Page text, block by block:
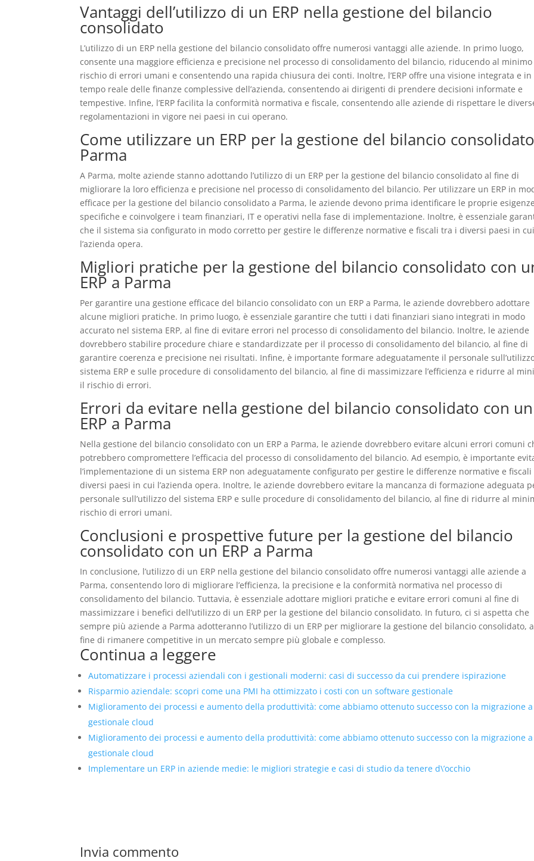
Vantaggi dell’utilizzo di un ERP nella gestione del bilancio
consolidato
L’utilizzo di un ERP nella gestione del bilancio consolidato offre numerosi vantaggi alle aziende. In primo luogo,
consente una maggiore efficienza e precisione nel processo di consolidamento del bilancio, riducendo al
rischio di errori umani e consentendo una rapida chiusura dei conti. Inoltre, l’ERP offre una visione integrata e in
tempo reale delle finanze complessive dell’azienda, consentendo ai dirigenti di prendere decisioni informate e
tempestive. Infine, l’ERP facilita la conformità normativa e fiscale, consentendo alle aziende di rispettare le
regolamentazioni in vigore nei paesi in cui operano.
Come utilizzare un ERP per la gestione del bilancio
Parma
A Parma, molte aziende stanno adottando l’utilizzo di un ERP per la gestione del bilancio consolidato al fine di
migliorare la loro efficienza e precisione nel processo di consolidamento del bilancio. Per utilizzare un ERP in
efficace per la gestione del bilancio consolidato a Parma, le aziende devono prima identificare le proprie esigenze
specifiche e coinvolgere i team finanziari, IT e operativi nella fase di implementazione. Inoltre, è essenziale
che il sistema sia configurato in modo corretto per gestire le differenze normative e fiscali tra i diversi paesi in cui
l’azienda opera.
Migliori pratiche per la gestione del bilancio consolidato con
ERP a Parma
Per garantire una gestione efficace del bilancio consolidato con un ERP a Parma, le aziende dovrebbero adottare
alcune migliori pratiche. In primo luogo, è essenziale garantire che tutti i dati finanziari siano integrati in modo
accurato nel sistema ERP, al fine di evitare errori nel processo di consolidamento del bilancio. Inoltre, le aziende
dovrebbero stabilire procedure chiare e standardizzate per il processo di consolidamento del bilancio, al fine di
garantire coerenza e precisione nei risultati. Infine, è importante formare adeguatamente il personale
sistema ERP e sulle procedure di consolidamento del bilancio, al fine di massimizzare l’efficienza e ridurre al
il rischio di errori.
Errori da evitare nella gestione del bilancio consolidato con un
ERP a Parma
Nella gestione del bilancio consolidato con un ERP a Parma, le aziende dovrebbero evitare alcuni errori comuni
potrebbero compromettere l’efficacia del processo di consolidamento del bilancio. Ad esempio, è importante
l’implementazione di un sistema ERP non adeguatamente configurato per gestire le differenze normative e
diversi paesi in cui l’azienda opera. Inoltre, le aziende dovrebbero evitare la mancanza di formazione adeguata
personale sull’utilizzo del sistema ERP e sulle procedure di consolidamento del bilancio, al fine di ridurre al
rischio di errori umani.
Conclusioni e prospettive future per la gestione del bilancio
consolidato con un ERP a Parma
In conclusione, l’utilizzo di un ERP nella gestione del bilancio consolidato offre numerosi vantaggi alle aziende a
Parma, consentendo loro di migliorare l’efficienza, la precisione e la conformità normativa nel processo di
consolidamento del bilancio. Tuttavia, è essenziale adottare migliori pratiche e evitare errori comuni al fine di
massimizzare i benefici dell’utilizzo di un ERP per la gestione del bilancio consolidato. In futuro, ci si aspetta che
sempre più aziende a Parma adotteranno l’utilizzo di un ERP per migliorare la gestione del bilancio consolidato,
fine di rimanere competitive in un mercato sempre più globale e complesso.
Continua a leggere
Automatizzare i processi aziendali con i gestionali moderni: casi di successo da cui prendere ispirazione
Risparmio aziendale: scopri come una PMI ha ottimizzato i costi con un software gestionale
Miglioramento dei processi e aumento della produttività: come abbiamo ottenuto successo con la migrazione
gestionale cloud
Miglioramento dei processi e aumento della produttività: come abbiamo ottenuto successo con la migrazione
gestionale cloud
Implementare un ERP in aziende medie: le migliori strategie e casi di studio da tenere d\’occhio
Invia commento